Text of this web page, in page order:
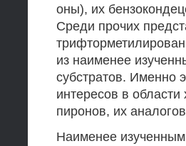
оны), их
Среди прочих
из наименее
субстратов. Именно
интересов в
пиронов, их
Наименее